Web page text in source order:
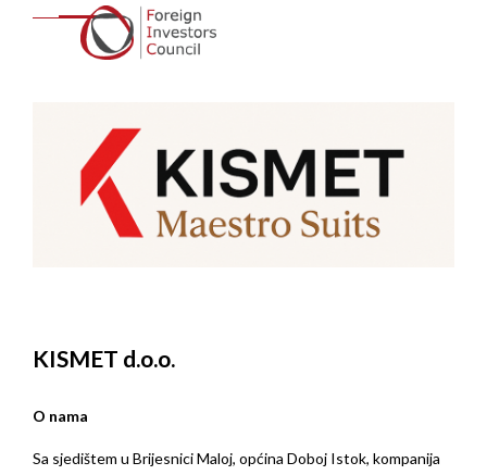
KISMET d.o.o.
O nama
Sa sjedištem u Brijesnici Maloj, općina Doboj Istok, kompanija